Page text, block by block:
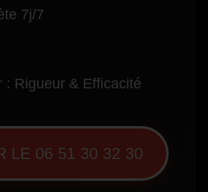
7j/7
: Rigueur & Efficacité
LE 06 51 30 32 30